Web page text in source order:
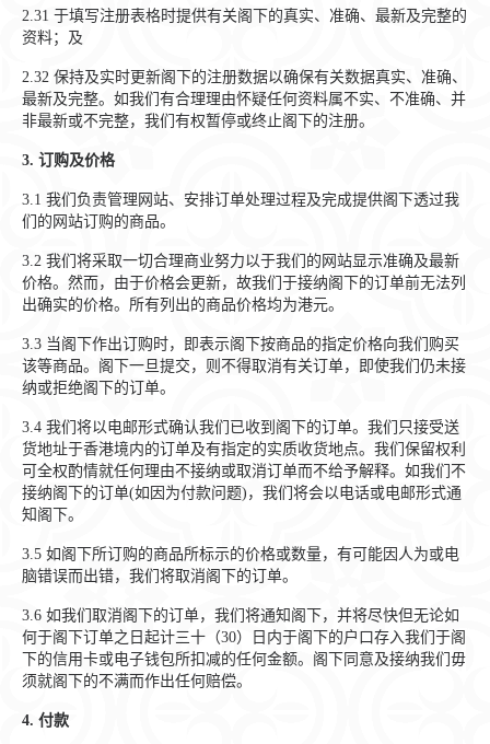
2.31 于填写注册表格时提供有关阁下的真实、准确、最新及完整的
资料；及
2.32 保持及实时更新阁下的注册数据以确保有关数据真实、准确、
最新及完整。如我们有合理理由怀疑任何资料属不实、不准确、并
非最新或不完整，我们有权暂停或终止阁下的注册。
3. 订购及价格
3.1 我们负责管理网站、安排订单处理过程及完成提供阁下透过我
们的网站订购的商品。
3.2 我们将采取一切合理商业努力以于我们的网站显示准确及最新
价格。然而，由于价格会更新，故我们于接纳阁下的订单前无法列
出确实的价格。所有列出的商品价格均为港元。
3.3 当阁下作出订购时，即表示阁下按商品的指定价格向我们购买
该等商品。阁下一旦提交，则不得取消有关订单，即使我们仍未接
纳或拒绝阁下的订单。
3.4 我们将以电邮形式确认我们已收到阁下的订单。我们只接受送
货地址于香港境内的订单及有指定的实质收货地点。我们保留权利
可全权酌情就任何理由不接纳或取消订单而不给予解释。如我们不
接纳阁下的订单(如因为付款问题)，我们将会以电话或电邮形式通
知阁下。
3.5 如阁下所订购的商品所标示的价格或数量，有可能因人为或电
脑错误而出错，我们将取消阁下的订单。
3.6 如我们取消阁下的订单，我们将通知阁下，并将尽快但无论如
何于阁下订单之日起计三十（30）日内于阁下的户口存入我们于阁
下的信用卡或电子钱包所扣减的任何金额。阁下同意及接纳我们毋
须就阁下的不满而作出任何赔偿。
4. 付款